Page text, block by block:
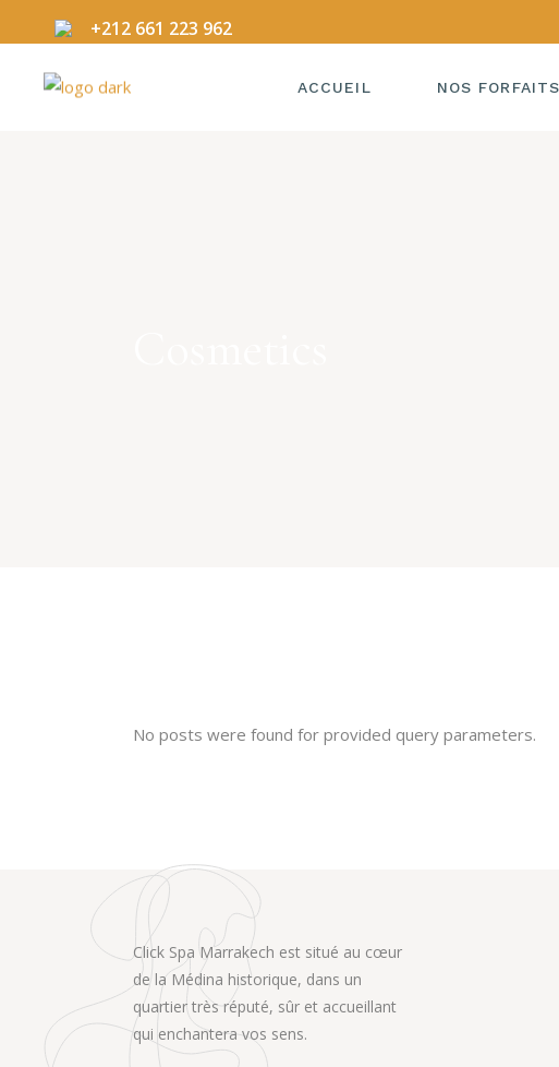
+212 661 223 962
ACCUEIL NOS FORFAITS
No posts were found for provided query parameters.
Click Spa Marrakech est situé au cœur
de la Médina historique, dans un
quartier très réputé, sûr et accueillant
qui enchantera vos sens.